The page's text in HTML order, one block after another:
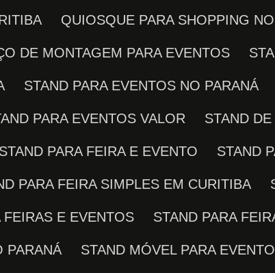
QUIOSQUE PARA SHOPPING
DE MONTAGEM PARA EVENTOS
STAND PARA EVENTOS NO PARANÁ
PARA EVENTOS VALOR STAND
STAND PARA FEIRA E EVENTO STAND
PARA FEIRA SIMPLES EM CURITIBA
FEIRAS E EVENTOS STAND PARA
PARANÁ STAND MÓVEL PARA